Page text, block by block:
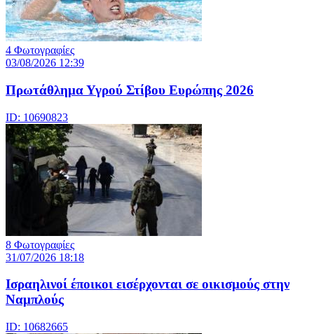
4 Φωτογραφίες
03/08/2026 12:39
Πρωτάθλημα Υγρού Στίβου Ευρώπης 2026
ID: 10690823
8 Φωτογραφίες
31/07/2026 18:18
Ισραηλινοί έποικοι εισέρχονται σε οικισμούς στην
Ναμπλούς
ID: 10682665